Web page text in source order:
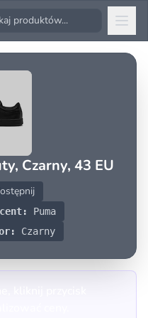
Czarny, 43 EU
Puma
Czarny